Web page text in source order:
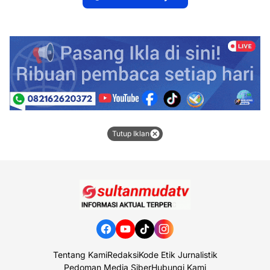
Tutup Iklan
Tentang KamiRedaksiKode Etik Jurnalistik
Pedoman Media SiberHubungi Kami